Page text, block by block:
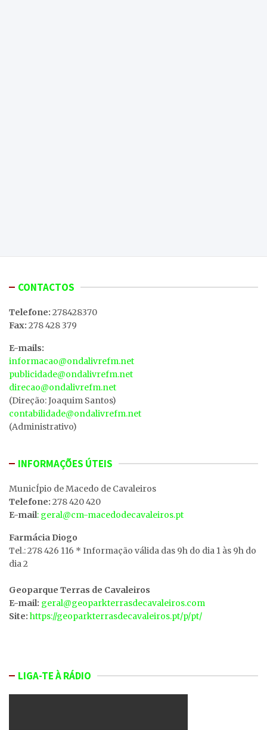
CONTACTOS
Telefone: 278428370
Fax: 278 428 379
E-mails:
informacao@ondalivrefm.net
publicidade@ondalivrefm.net
direcao@ondalivrefm.net
(Direção: Joaquim Santos)
contabilidade@ondalivrefm.net
(Administrativo)
INFORMAÇÕES ÚTEIS
MunicÍpio de Macedo de Cavaleiros
Telefone: 278 420 420
E-mail: geral@cm-macedodecavaleiros.pt
Farmácia Diogo
Tel.: 278 426 116 * Informação válida das 9h do dia 1 às 9h do
dia 2
Geoparque Terras de Cavaleiros
E-mail: geral@geoparkterrasdecavaleiros.com
Site: https://geoparkterrasdecavaleiros.pt/p/pt/
LIGA-TE À RÁDIO